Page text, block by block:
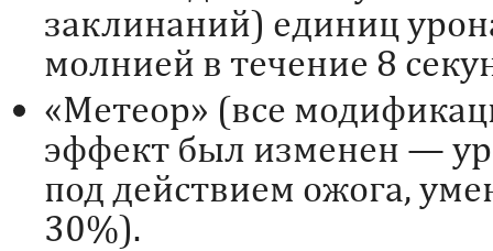
заклинаний) единиц
молнией в течение 8
«Метеор» (все
эффект был изменен —
под действием ожога,
30%).